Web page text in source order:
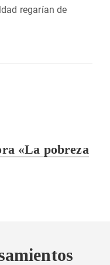
regarían de
«La pobreza